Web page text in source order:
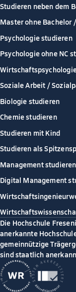
Studieren neben dem
Master ohne Bachelor
Psychologie studieren
Psychologie ohne NC
Soziale Arbeit /
Biologie studieren
Chemie studieren
Studieren mit Kind
Studieren als
Management studieren
Digital Management
Die Hochschule
anerkannte
gemeinnützige
sind staatlich